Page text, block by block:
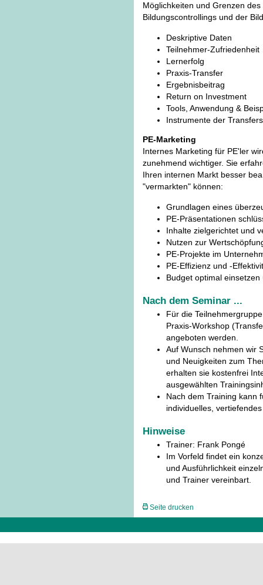
Möglichkeiten und Grenzen
Bildungscontrollings und der
Deskriptive Daten
Teilnehmer-Zufriedenheit
Lernerfolg
Praxis-Transfer
Ergebnisbeitrag
Return on Investment
Tools, Anwendung &
Instrumente der
PE-Marketing
Internes Marketing für PE'ler
zunehmend wichtiger. Sie
Ihren internen Markt besser
"vermarkten" können:
Grundlagen eines
PE-Präsentationen
Inhalte zielgerichtet und
Nutzen zur
PE-Projekte im
PE-Effizienz und -
Budget optimal
Nach dem Seminar ...
Für die
Praxis-Workshop
angeboten werden.
Auf Wunsch nehmen wir
und Neuigkeiten zum
erhalten sie kostenfrei
ausgewählten
Nach dem Training kann
individuelles,
Hinweise
Trainer: Frank Pongé
Im Vorfeld findet ein
und Ausführlichkeit
und Trainer vereinbart.
Seite drucken